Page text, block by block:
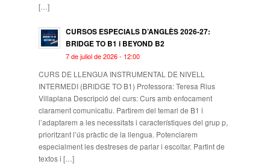
[…]
CURSOS ESPECIALS D’ANGLÈS 2026-27:
BRIDGE TO B1 i BEYOND B2
7 de juliol de 2026 - 12:00
CURS DE LLENGUA INSTRUMENTAL DE NIVELL
INTERMEDI (BRIDGE TO B1) Professora: Teresa Rius
Villaplana Descripció del curs: Curs amb enfocament
clarament comunicatiu. Partirem del temari de B1 i
l’adaptarem a les necessitats i característiques del grup p,
prioritzant l’ús pràctic de la llengua. Potenciarem
especialment les destreses de parlar i escoltar. Partint de
textos i […]